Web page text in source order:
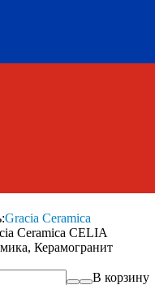
Gracia Ceramica
Ceramica CELIA
Керамогранит
В корзину